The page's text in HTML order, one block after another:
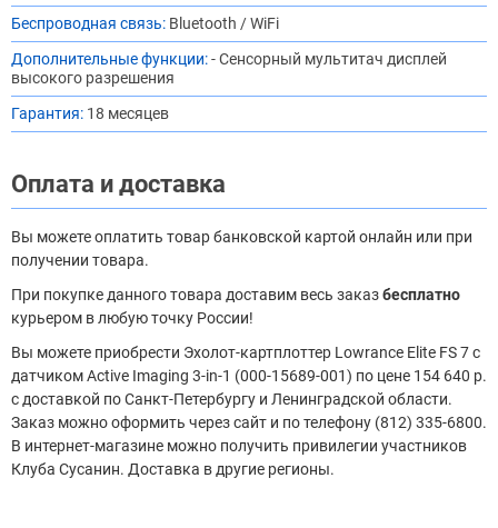
Беспроводная связь: Bluetooth / WiFi
Дополнительные функции:- Сенсорный мультитач дисплей
высокого разрешения
Гарантия: 18 месяцев
Оплата и доставка
Вы можете оплатить товар банковской картой онлайн или при
получении товара.
При покупке данного товара доставим весь заказбесплатно
курьером в любую точку России!
Вы можете приобрести Эхолот-картплоттер Lowrance Elite FS 7 с
датчиком Active Imaging 3-in-1 (000-15689-001) по цене 154 640 р.
с доставкой по Санкт-Петербургу и Ленинградской области.
Заказ можно оформить через сайт и по телефону (812) 335-6800.
В интернет-магазине можно получить привилегии участников
Клуба Сусанин. Доставка в другие регионы.